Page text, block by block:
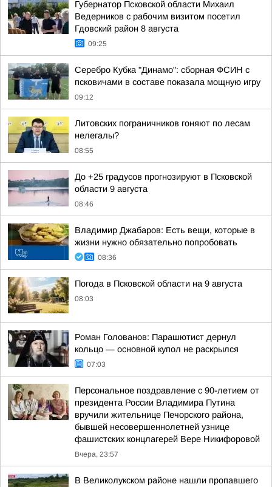
Губернатор Псковской области Михаил
Ведерников с рабочим визитом посетил
Гдовский район 8 августа
09:25
Серебро Кубка "Динамо": сборная ФСИН с
псковичами в составе показала мощную игру
09:12
Литовских пограничников гоняют по лесам
нелегалы?
08:55
До +25 градусов прогнозируют в Псковской
области 9 августа
08:46
Владимир Джабаров: Есть вещи, которые в
жизни нужно обязательно попробовать
08:36
Погода в Псковской области на 9 августа
08:03
Роман Голованов: Парашютист дернул
кольцо — основной купол не раскрылся
07:03
Персональное поздравление с 90-летием от
президента России Владимира Путина
вручили жительнице Печорского района,
бывшей несовершеннолетней узнице
фашистских концлагерей Вере Никифоровой
Вчера, 23:57
В Великолукском районе нашли пропавшего